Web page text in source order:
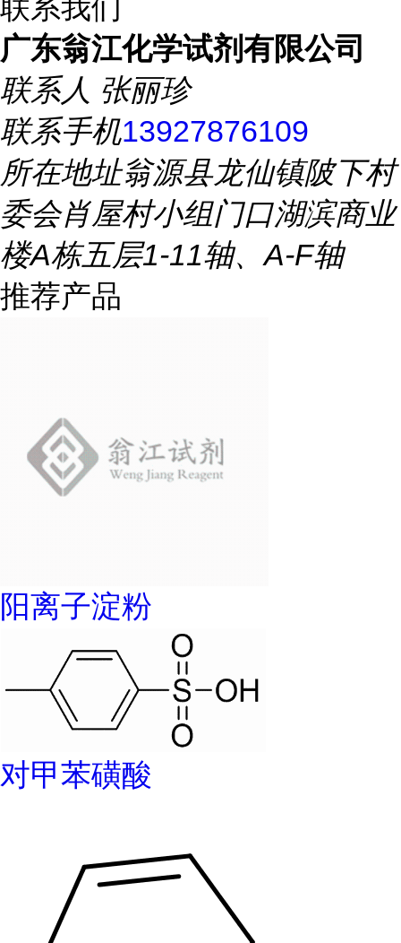
联系我们
广东翁江化学试剂有限公司
联系人 张丽珍
联系手机13927876109
所在地址翁源县龙仙镇陂下村
委会肖屋村小组门口湖滨商业
楼A栋五层1-11轴、A-F轴
推荐产品
阳离子淀粉
对甲苯磺酸